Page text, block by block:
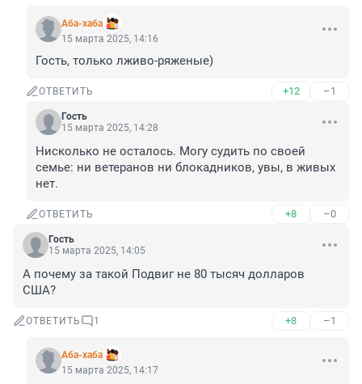
Аба-хаба
15 марта 2025, 14:16
Гость, только лживо-ряженые)
ОТВЕТИТЬ +12 –1
Гость
15 марта 2025, 14:28
Нисколько не осталось. Могу судить по своей
семье: ни ветеранов ни блокадников, увы, в живых
нет.
ОТВЕТИТЬ +8 –0
Гость
15 марта 2025, 14:05
А почему за такой Подвиг не 80 тысяч долларов
США?
ОТВЕТИТЬ 1 +8 –1
Аба-хаба
15 марта 2025, 14:17